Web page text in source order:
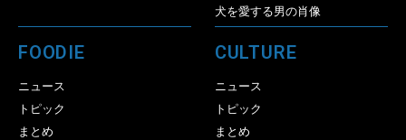
犬を愛する男の肖像
FOODIE
ニュース
トピック
まとめ
CULTURE
ニュース
トピック
まとめ